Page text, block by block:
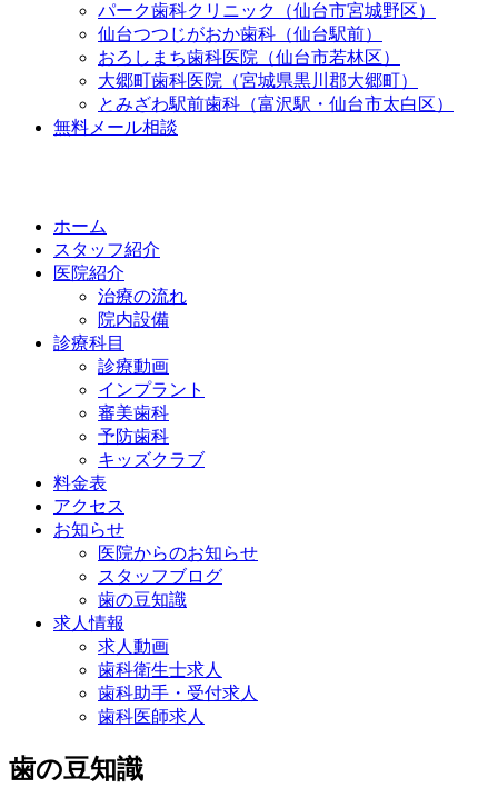
パーク歯科クリニック（仙台市宮城野区）
仙台つつじがおか歯科（仙台駅前）
おろしまち歯科医院（仙台市若林区）
大郷町歯科医院（宮城県黒川郡大郷町）
とみざわ駅前歯科（富沢駅・仙台市太白区）
無料メール相談
ホーム
スタッフ紹介
医院紹介
治療の流れ
院内設備
診療科目
診療動画
インプラント
審美歯科
予防歯科
キッズクラブ
料金表
アクセス
お知らせ
医院からのお知らせ
スタッフブログ
歯の豆知識
求人情報
求人動画
歯科衛生士求人
歯科助手・受付求人
歯科医師求人
歯の豆知識